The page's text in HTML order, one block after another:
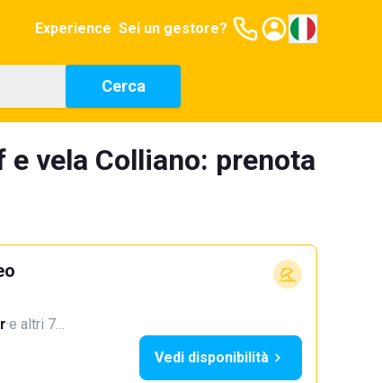
Experience Sei un gestore?
Cerca
vela Colliano: prenota
·e altri 7…
Vedi disponibilità